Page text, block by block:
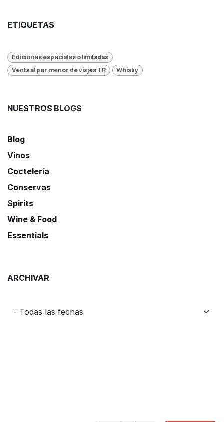
ETIQUETAS
Ediciones especiales o limitadas
Venta al por menor de viajes TR
Whisky
NUESTROS BLOGS
Blog
Vinos
Coctelería
Conservas
Spirits
Wine & Food
Essentials
ARCHIVAR